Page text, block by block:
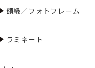
額縁／フォトフレーム
ラミネート